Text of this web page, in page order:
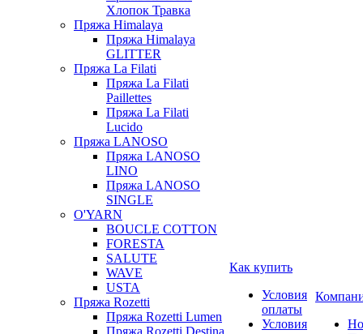
Хлопок Травка
Пряжа Himalaya
Пряжа Himalaya
GLITTER
Пряжа La Filati
Пряжа La Filati
Paillettes
Пряжа La Filati
Lucido
Пряжа LANOSO
Пряжа LANOSO
LINO
Пряжа LANOSO
SINGLE
O'YARN
BOUCLE COTTON
FORESTA
SALUTE
WAVE
USTA
Пряжа Rozetti
Пряжа Rozetti Lumen
Пряжа Rozetti Destina
Как купить
Условия
оплаты
Условия